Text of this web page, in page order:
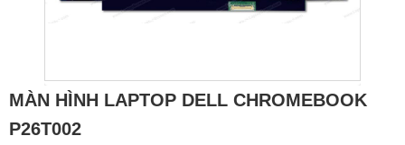
MÀN HÌNH LAPTOP DELL CHROMEBOOK
P26T002